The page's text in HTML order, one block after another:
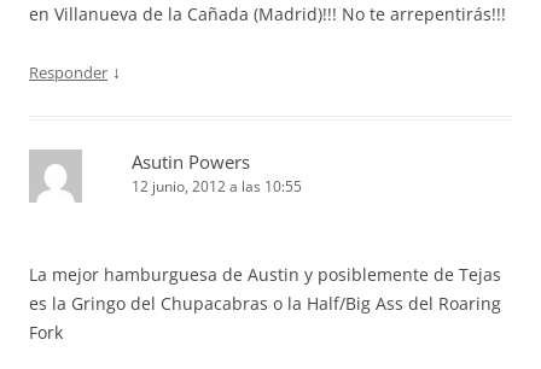
en Villanueva de la Cañada (Madrid)!!! No te arrepentirás!!!
Responder ↓
Asutin Powers
12 junio, 2012 a las 10:55
La mejor hamburguesa de Austin y posiblemente de Tejas
es la Gringo del Chupacabras o la Half/Big Ass del Roaring
Fork